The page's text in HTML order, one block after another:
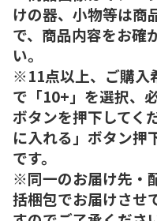
けの器、小物等は商
で、商品内容をお確
い。
※11点以上、ご購入
で「10+」を選択、
ボタンを押下してく
に入れる」ボタン押
です。
※同一のお届け先・
括梱包でお届けさせ